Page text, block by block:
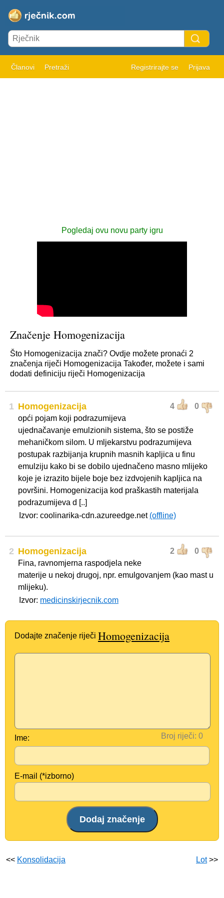
Članovi Pretraži Registrirajte se Prijava
Pogledaj ovu novu party igru
Značenje Homogenizacija
Što Homogenizacija znači? Ovdje možete pronaći 2
značenja riječi Homogenizacija Također, možete i sami
dodati definiciju riječi Homogenizacija
1 4 0
Homogenizacija
opći pojam koji podrazumijeva
ujednačavanje emulzionih sistema, što se postiže
mehaničkom silom. U mljekarstvu podrazumijeva
postupak razbijanja krupnih masnih kapljica u finu
emulziju kako bi se dobilo ujednačeno masno mlijeko
koje je izrazito bijele boje bez izdvojenih kapljica na
površini. Homogenizacija kod praškastih materijala
podrazumijeva d [..]
Izvor: coolinarika-cdn.azureedge.net (offline)
2 2 0
Homogenizacija
Fina, ravnomjerna raspodjela neke
materije u nekoj drugoj, npr. emulgovanjem (kao mast u
mlijeku).
Izvor: medicinskirjecnik.com
Dodajte značenje riječi Homogenizacija
Broj riječi:
Ime:
E-mail (*izborno)
<< Konsolidacija Lot>>